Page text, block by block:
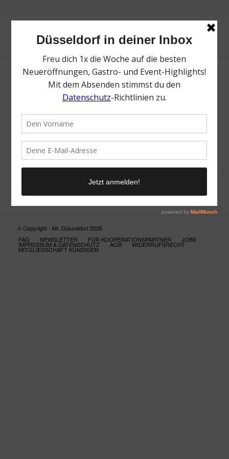
Neue Suche
Suchergebnis nicht zufriedenstellend? Versuche es mal mit
einem Wortteil oder einer anderen Schreibweise.
© Copyright - Mr. Düsseldorf 2026
FAQ
NEWSLETTER FÜR KOOPERATIONSPARTNER JOBS
IMPRESSUM & DATENSCHUTZ AGB WIDERRUFSRECHT
MITGLIEDSCHAFT KÜNDIGEN